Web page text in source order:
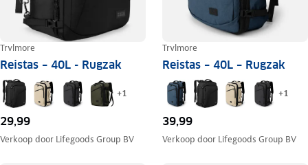
Trvlmore
Reistas – 40L - Rugzak
+1
29,99
Verkoop door Lifegoods Group BV
Trvlmore
Reistas – 40L – Rugzak
+1
39,99
Verkoop door Lifegoods Group BV